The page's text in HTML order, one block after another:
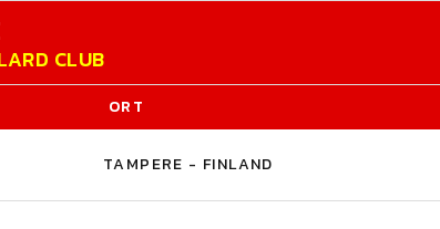
CLUB
ORT
TAMPERE - FINLAND